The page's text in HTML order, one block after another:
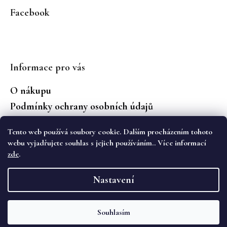
Tento web používá soubory cookie. Dalším procházením tohoto
webu vyjadřujete souhlas s jejich používáním.. Více informací
zde.
Nastavení
Souhlasím
Objevte novou kolekci podzimních kalhot Cambio na eshopu i v
Facebook
Informace pro vás
O nákupu
Podmínky ochrany osobních údajů
Vrácení zboží
Vytvořil Shoptet
vyhrazena.